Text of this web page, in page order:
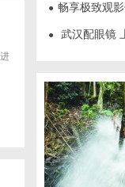
● 畅享极致观影
● 武汉配眼镜